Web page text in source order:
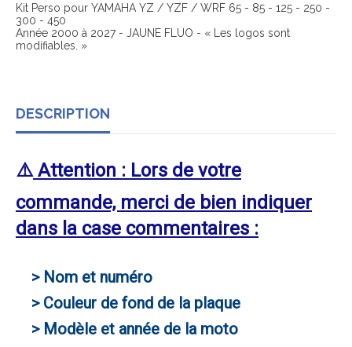
Kit Perso pour YAMAHA YZ / YZF / WRF 65 - 85 - 125 - 250 -
300 - 450
Année 2000 à 2027 - JAUNE FLUO - « Les logos sont
modifiables. »
DESCRIPTION
⚠️Attention : Lors de votre
commande, merci de bien indiquer
dans la case commentaires :
> Nom et numéro
> Couleur de fond de la plaque
> Modèle et année de la moto